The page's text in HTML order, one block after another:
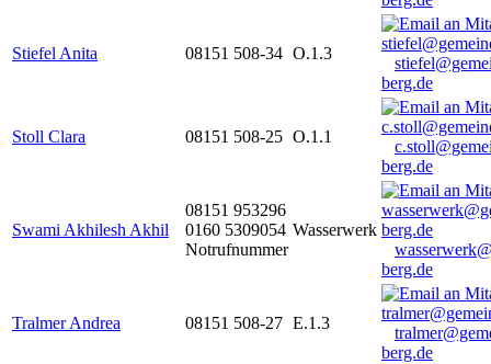
Stiefel Anita 08151 508-34 O.1.3
berg.de
Stoll Clara 08151 508-25 O.1.1
berg.de
Swami Akhilesh Akhil
08151 953296
0160 5309054
Notrufnummer
Wasserwerk
berg.de
Tralmer Andrea 08151 508-27 E.1.3
berg.de